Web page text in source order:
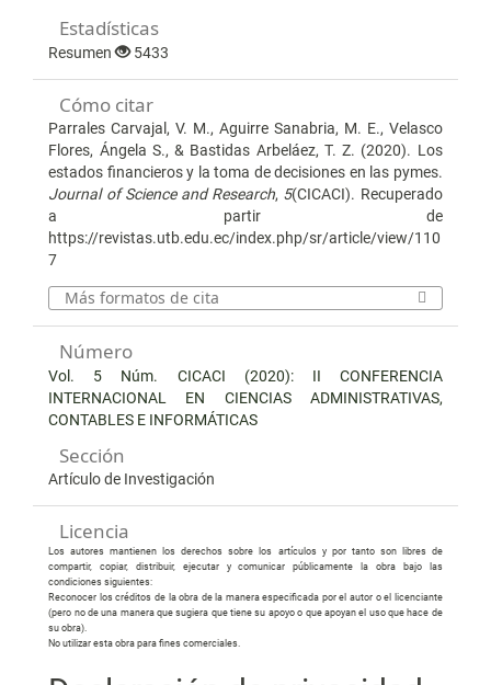
Estadísticas
Resumen 5433
Cómo citar
Parrales Carvajal, V. M., Aguirre Sanabria, M. E., Velasco
Flores, Ángela S., & Bastidas Arbeláez, T. Z. (2020). Los
estados financieros y la toma de decisiones en las pymes.
Journal of Science and Research, 5(CICACI). Recuperado
a partir de
https://revistas.utb.edu.ec/index.php/sr/article/view/110
7
Más formatos de cita
Número
Vol. 5 Núm. CICACI (2020): II CONFERENCIA
INTERNACIONAL EN CIENCIAS ADMINISTRATIVAS,
CONTABLES E INFORMÁTICAS
Sección
Artículo de Investigación
Licencia
Los autores mantienen los derechos sobre los artículos y por tanto son libres de
compartir, copiar, distribuir, ejecutar y comunicar públicamente la obra bajo las
condiciones siguientes:
Reconocer los créditos de la obra de la manera especificada por el autor o el licenciante
(pero no de una manera que sugiera que tiene su apoyo o que apoyan el uso que hace de
su obra).
No utilizar esta obra para fines comerciales.